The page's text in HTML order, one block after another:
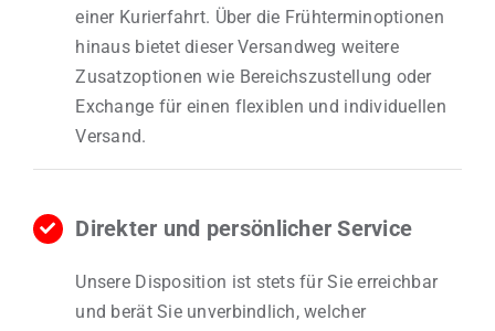
einer Kurierfahrt. Über die Frühterminoptionen
hinaus bietet dieser Versandweg weitere
Zusatzoptionen wie Bereichszustellung oder
Exchange für einen flexiblen und individuellen
Versand.
Direkter und persönlicher Service
Unsere Disposition ist stets für Sie erreichbar
und berät Sie unverbindlich, welcher